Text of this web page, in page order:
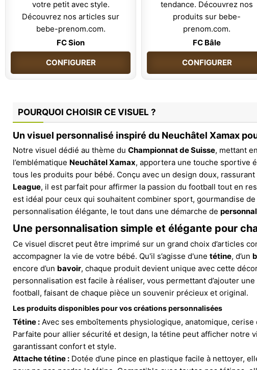
FC Sion
CONFIGURER
FC Bâle
CONFIGURER
POURQUOI CHOISIR CE VISUEL ?
Un visuel personnalisé inspiré du Neuchâtel Xamax
Notre visuel dédié au thème du Championnat de Suisse, mettant
l’emblématique Neuchâtel Xamax, apportera une touche sportive
tous les produits pour bébé. Conçu avec un design doux,
League, il est parfait pour affirmer la passion du football tout en
est idéal pour ceux qui souhaitent combiner sport, gourmandise
personnalisation élégante, le tout dans une démarche de
Une personnalisation simple et élégante pour
Ce visuel discret peut être imprimé sur un grand choix d’articles
accompagner la vie de votre bébé. Qu'il s’agisse d'une tétine, d’un
encore d’un bavoir, chaque produit devient unique avec cette
personnalisation est facile à réaliser, vous permettant d’ajouter
football, faisant de chaque pièce un souvenir précieux et original.
Les produits disponibles pour vos créations personnalisées
Tétine : Avec ses emboîtements physiologique, anatomique, cerise
Parfaite pour allier sécurité et design, la tétine peut afficher notre
garantissant confort et style.
Attache tétine : Dotée d’une pince en plastique facile à nettoyer,